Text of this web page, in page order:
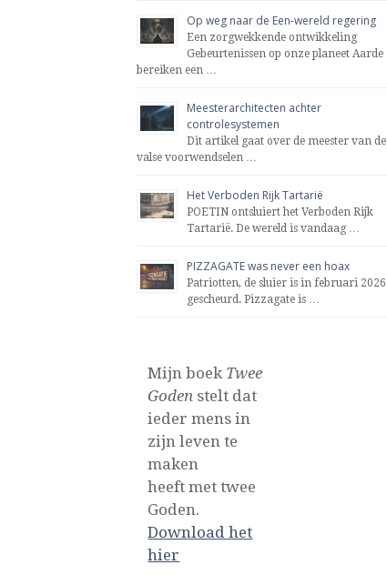
Op weg naar de Een-wereld regering
Een zorgwekkende ontwikkeling
Gebeurtenissen op onze planeet Aarde
bereiken een …
Meesterarchitecten achter
controlesystemen
Dit artikel gaat over de meester van de
valse voorwendselen …
Het Verboden Rijk Tartarië
POETIN ontsluiert het Verboden Rijk
Tartarië. De wereld is vandaag …
PIZZAGATE was never een hoax
Patriotten, de sluier is in februari 2026
gescheurd. Pizzagate is …
Mijn boek Twee
Goden stelt dat
ieder mens in
zijn leven te
maken
heeft met twee
Goden.
Download het
hier